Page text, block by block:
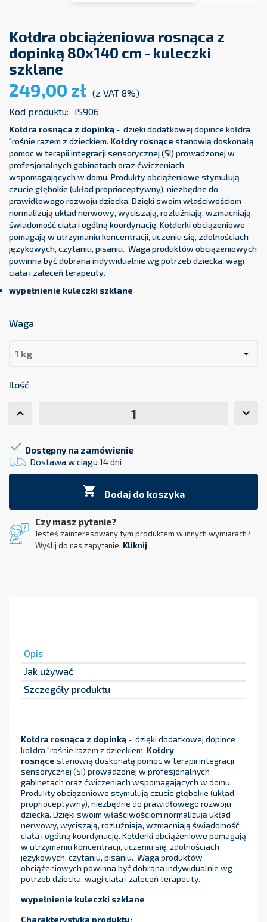
Kołdra obciążeniowa rosnąca z
dopinką 80x140 cm - kuleczki
szklane
249,00 zł (z VAT 8%)
Kod produktu:
IS906
Kołdra rosnąca z dopinką - dzięki dodatkowej dopince kołdra
"rośnie razem z dzieckiem. Kołdry rosnące stanowią doskonałą
pomoc w terapii integracji sensorycznej (SI) prowadzonej w
profesjonalnych gabinetach oraz ćwiczeniach
wspomagających w domu. Produkty obciążeniowe stymulują
czucie głębokie (układ proprioceptywny), niezbędne do
prawidłowego rozwoju dziecka. Dzięki swoim właściwościom
normalizują układ nerwowy, wyciszają, rozluźniają, wzmacniają
świadomość ciała i ogólną koordynację. Kołderki obciążeniowe
pomagają w utrzymaniu koncentracji, uczeniu się, zdolnościach
językowych, czytaniu, pisaniu. Waga produktów obciążeniowych
powinna być dobrana indywidualnie wg potrzeb dziecka, wagi
ciała i zaleceń terapeuty.
wypełnienie kuleczki szklane
Waga
Ilość
 Dostępny na zamówienie
Dostawa w ciągu 14 dni
 Dodaj do koszyka
Czy masz pytanie?
Jesteś zainteresowany tym produktem w innych wymiarach?
Wyślij do nas zapytanie. Kliknij
Opis
Jak używać
Szczegóły produktu
Kołdra rosnąca z dopinką - dzięki dodatkowej dopince
kołdra "rośnie razem z dzieckiem. Kołdry
rosnące stanowią doskonałą pomoc w terapii integracji
sensorycznej (SI) prowadzonej w profesjonalnych
gabinetach oraz ćwiczeniach wspomagających w domu.
Produkty obciążeniowe stymulują czucie głębokie (układ
proprioceptywny), niezbędne do prawidłowego rozwoju
dziecka. Dzięki swoim właściwościom normalizują układ
nerwowy, wyciszają, rozluźniają, wzmacniają świadomość
ciała i ogólną koordynację. Kołderki obciążeniowe pomagają
w utrzymaniu koncentracji, uczeniu się, zdolnościach
językowych, czytaniu, pisaniu. Waga produktów
obciążeniowych powinna być dobrana indywidualnie wg
potrzeb dziecka, wagi ciała i zaleceń terapeuty.
wypełnienie kuleczki szklane
Charakterystyka produktu: